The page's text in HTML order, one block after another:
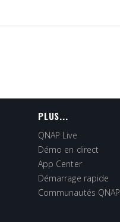
PLUS...
QNAP Live
Démo en direct
App Center
Démarrage rapide
Communautés QNAP